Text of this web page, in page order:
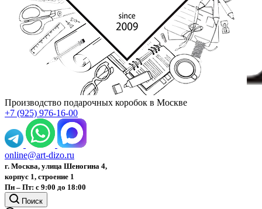
Производство подарочных коробок в Москве
+7 (925) 976-16-00
online@art-dizo.ru
г. Москва, улица Шеногина 4,
корпус 1, строение 1
Пн – Пт: с 9:00 до 18:00
Поиск